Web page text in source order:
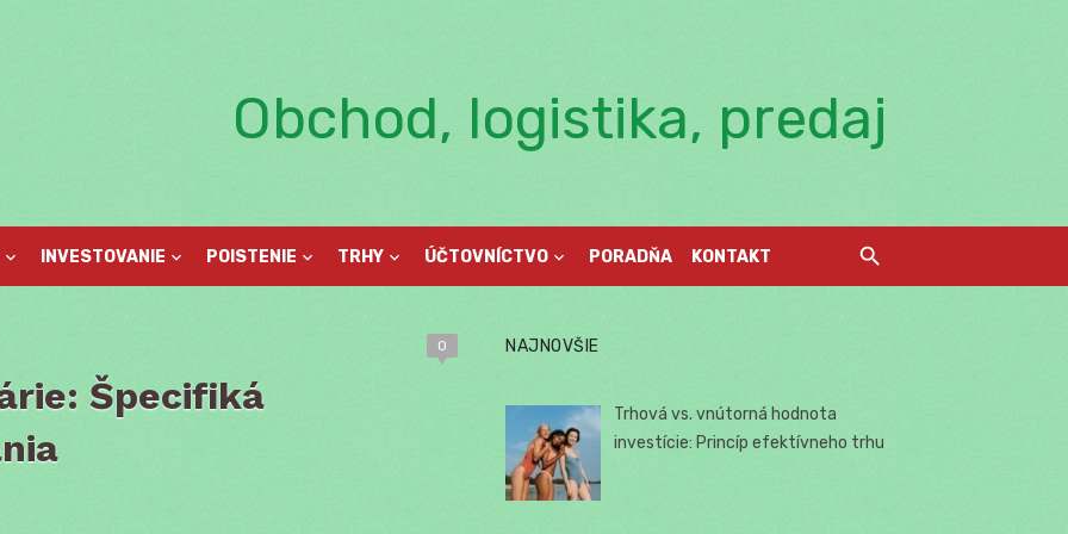
Obchod, logistika, predaj
INVESTOVANIE POISTENIE TRHY ÚČTOVNÍCTVO PORADŇA KONTAKT
0
Špecifiká
NAJNOVŠIE
Trhová vs. vnútorná hodnota
investície: Princíp efektívneho trhu